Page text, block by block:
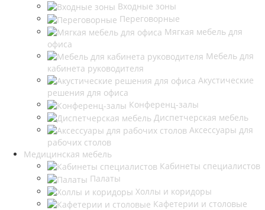
Входные зоны
Переговорные
Мягкая мебель для
офиса
Мебель для
кабинета руководителя
Акустические
решения для офиса
Конференц-залы
Диспетчерская мебель
Аксессуары для
рабочих столов
Медицинская мебель
Кабинеты специалистов
Палаты
Холлы и коридоры
Кафетерии и столовые